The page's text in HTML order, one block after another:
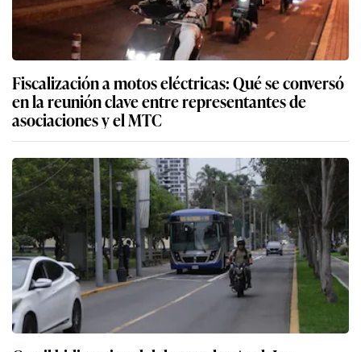
Fiscalización a motos eléctricas: Qué se conversó
en la reunión clave entre representantes de
asociaciones y el MTC